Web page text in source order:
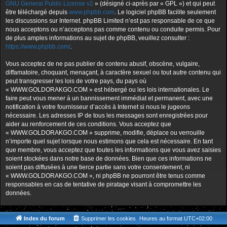
GNU General Public License v2 » (désigné ci-après par « GPL ») et qui peut
être téléchargé depuis www.phpbb.com. Le logiciel phpBB facilite seulement
les discussions sur Internet. phpBB Limited n’est pas responsable de ce que
nous acceptons ou n’acceptons pas comme contenu ou conduite permis. Pour
de plus amples informations au sujet de phpBB, veuillez consulter :
https://www.phpbb.com/.
Vous acceptez de ne pas publier de contenu abusif, obscène, vulgaire,
diffamatoire, choquant, menaçant, à caractère sexuel ou tout autre contenu qui
peut transgresser les lois de votre pays, du pays où
« WWW.GOLDORAKGO.COM » est hébergé ou les lois internationales. Le
faire peut vous mener à un bannissement immédiat et permanent, avec une
notification à votre fournisseur d’accès à Internet si nous le jugeons
nécessaire. Les adresses IP de tous les messages sont enregistrées pour
aider au renforcement de ces conditions. Vous acceptez que
« WWW.GOLDORAKGO.COM » supprime, modifie, déplace ou verrouille
n’importe quel sujet lorsque nous estimons que cela est nécessaire. En tant
que membre, vous acceptez que toutes les informations que vous avez saisies
soient stockées dans notre base de données. Bien que ces informations ne
soient pas diffusées à une tierce partie sans votre consentement, ni
« WWW.GOLDORAKGO.COM », ni phpBB ne pourront être tenus comme
responsables en cas de tentative de piratage visant à compromettre les
données.
Index du forum Heures au format UTC+02:00
Supprimer les cookies